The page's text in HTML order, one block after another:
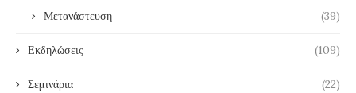
Μετανάστευση (39)
Εκδηλώσεις (109)
Σεμινάρια (22)